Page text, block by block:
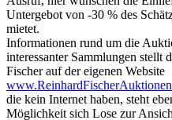
Untergebot von -30 % des
mietet.
Informationen rund um die
interessanter Sammlungen stellt
Fischer auf der eigenen Website
die kein Internet haben, steht
Möglichkeit sich Lose zur